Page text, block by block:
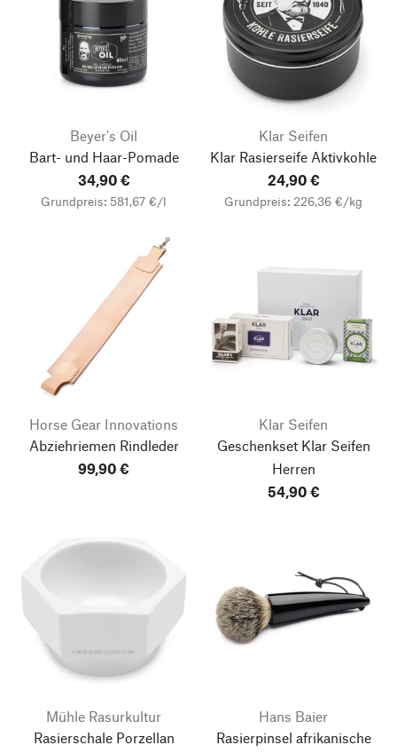
Beyer's Oil
Bart- und Haar-Pomade
34,90 €
Grundpreis: 581,67 €/l
Klar Seifen
Klar Rasierseife Aktivkohle
24,90 €
Grundpreis: 226,36 €/kg
Horse Gear Innovations
Abziehriemen Rindleder
99,90 €
Klar Seifen
Geschenkset Klar Seifen
Herren
54,90 €
Mühle Rasurkultur
Rasierschale Porzellan
Hans Baier
Rasierpinsel afrikanische